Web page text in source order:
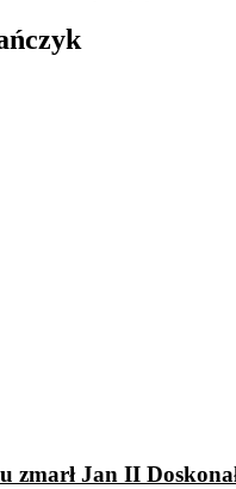
zmarł Jan II